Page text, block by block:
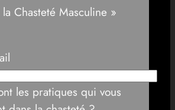
Chasteté Masculine »
les pratiques qui vous